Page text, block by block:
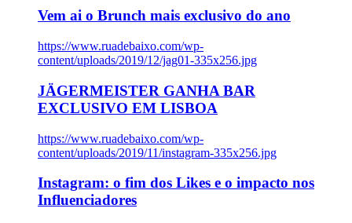
Vem ai o Brunch mais exclusivo do ano
https://www.ruadebaixo.com/wp-
content/uploads/2019/12/jag01-335x256.jpg
JÄGERMEISTER GANHA BAR
EXCLUSIVO EM LISBOA
https://www.ruadebaixo.com/wp-
content/uploads/2019/11/instagram-335x256.jpg
Instagram: o fim dos Likes e o impacto nos
Influenciadores